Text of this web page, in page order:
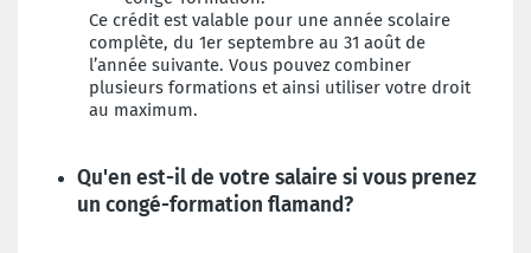
Ce crédit est valable pour une année scolaire
complète, du 1er septembre au 31 août de
l’année suivante. Vous pouvez combiner
plusieurs formations et ainsi utiliser votre droit
au maximum.
Qu'en est-il de votre salaire si vous prenez
un congé-formation flamand?